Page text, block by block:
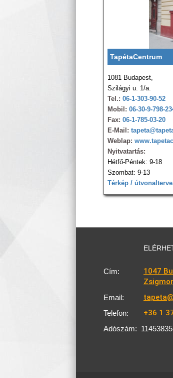
TapétaCentrum
1081 Budapest,
Szilágyi u. 1/a.
Tel.: 06-1-303-90-52
Mobil: 06-30-9-798-
Fax: 06-1-785-03-20
E-Mail:
Weblap:
Nyitvatartás:
Hétfő-Péntek: 9-18
Szombat: 9-13
Térkép /
Cím:
1047
Email:
Telefon: +36 1
Adószám: